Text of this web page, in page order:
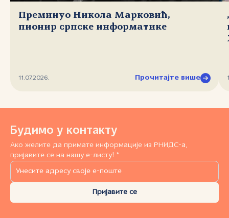
Преминуо Никола Марковић,
пионир српске информатике
11.07.2026. Прочитајте више
Будимо у контакту
Ако желите да примате информације из РНИДС-а,
пријавите се на нашу е-листу! *
Пријавите се